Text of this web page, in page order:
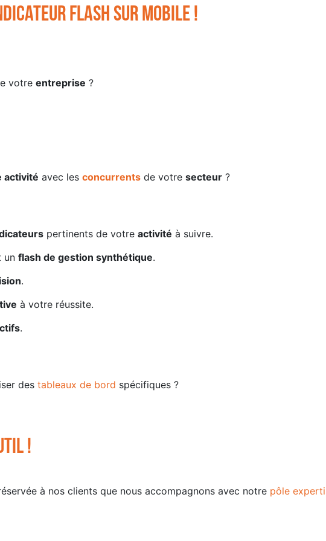
flash sur mobile !
votre entreprise ?
activité avec les concurrents de votre secteur ?
pertinents de votre activité à suivre.
un flash de gestion synthétique.
.
à votre réussite.
.
des tableaux de bord spécifiques ?
!
à nos clients que nous accompagnons avec notre pôle